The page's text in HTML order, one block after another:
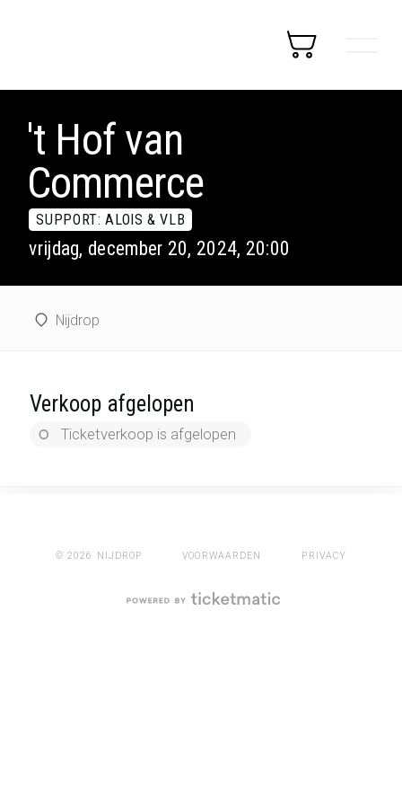
't Hof van
Commerce
SUPPORT: ALOIS & VLB
vrijdag, december 20, 2024, 20:00
Nijdrop
Verkoop afgelopen
Ticketverkoop is afgelopen
© 2026 NIJDROP VOORWAARDEN PRIVACY